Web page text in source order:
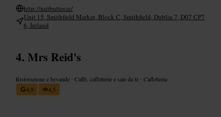
http://nutbutter.ie/
Unit 15, Smithfield Market, Block C, Smithfield, Dublin 7, D07 CP7
6, Ireland
Mrs Reid's
Ristorazione e bevande •Caffè, caffetterie e sale da tè •Caffetteria
4,9
4,5